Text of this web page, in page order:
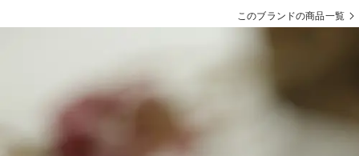
このブランドの商品一覧